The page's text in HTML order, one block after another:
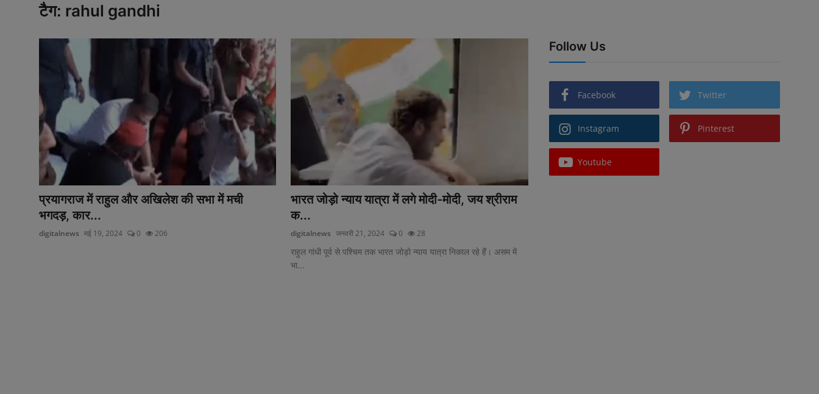
Gallery
उत्तराखंड
टैग: rahul gandhi
प्रयागराज में राहुल और अखिलेश की सभा में मची
भगदड़, कार...
digitalnews मई 19, 2024 0 206
भारत जोड़ो न्याय यात्रा में लगे मोदी-मोदी, जय श्रीराम
क...
digitalnews जनवरी 21, 2024 0 28
राहुल गांधी पूर्व से पश्चिम तक भारत जोड़ो न्याय यात्रा निकाल रहे हैं। असम में
भा...
Follow Us
Facebook Twitter
Instagram Pinterest
Youtube